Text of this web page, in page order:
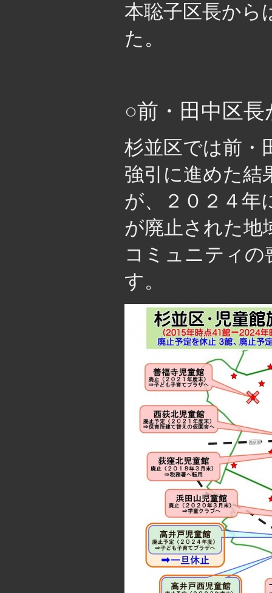
本聡子区長から
た。
○前・田中区
杉並区では前・
強引に進めた結
が、２０２４年
が廃止された地
コミュニティ
す。